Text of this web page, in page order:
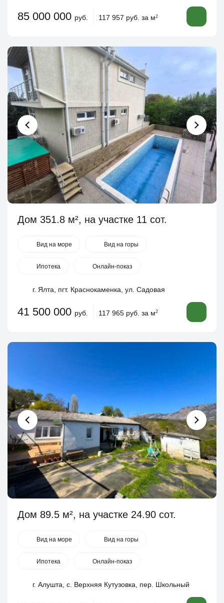
85 000 000 руб. 117 957 руб. за м2
Дом 351.8 м², на участке 11 сот.
Вид на море Вид на горы
Ипотека Онлайн-показ
г. Ялта, пгт. Краснокаменка, ул. Садовая
41 500 000 руб. 117 965 руб. за м2
Дом 89.5 м², на участке 24.90 сот.
Вид на море Вид на горы
Ипотека Онлайн-показ
г. Алушта, с. Верхняя Кутузовка, пер. Школьный